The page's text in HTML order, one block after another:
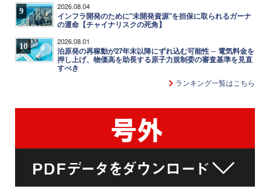
9 2026.08.04
インフラ開発のために"未開発資源"を担保に取られるガーナ
の運命【チャイナリスクの死角】
10 2026.08.01
泊原発の再稼動が27年末以降にずれ込む可能性 ─ 電気料金を
押し上げ、物価高を助長する原子力規制委の審査基準を見直
すべき
ランキング一覧はこちら